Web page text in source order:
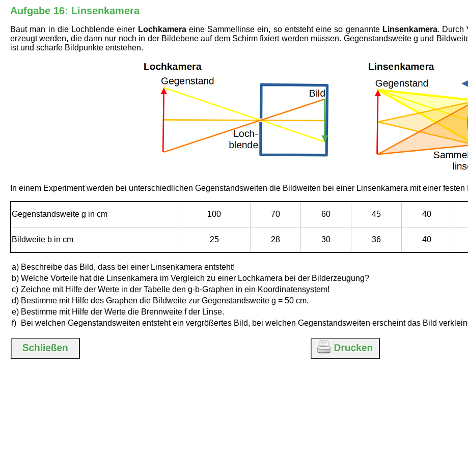
Aufgabe 16: Linsenkamera
Baut man in die Lochblende einer Lochkameraeine Sammellinse ein, so entsteht eine so genannte Linsenkamera. Durch
erzeugt werden, die dann nur noch in der Bildebene auf dem Schirm fixiert werden müssen. Gegenstandsweite g und
ist und scharfe Bildpunkte entstehen.
In einem Experiment werden bei unterschiedlichen Gegenstandsweiten die Bildweiten bei einer Linsenkamera mit einer
Gegenstandsweite g in cm 100 70 60 45 40
Bildweite b in cm 25 28 30 36 40
a) Beschreibe das Bild, dass bei einer Linsenkamera entsteht!
b) Welche Vorteile hat die Linsenkamera im Vergleich zu einer Lochkamera bei der Bilderzeugung?
c) Zeichne mit Hilfe der Werte in der Tabelle den g-b-Graphen in ein Koordinatensystem!
d) Bestimme mit Hilfe des Graphen die Bildweite zur Gegenstandsweite g = 50 cm.
e) Bestimme mit Hilfe der Werte die Brennweite f der Linse.
f)
Bei welchen Gegenstandsweiten entsteht ein vergrößertes Bild, bei welchen Gegenstandsweiten erscheint das Bild